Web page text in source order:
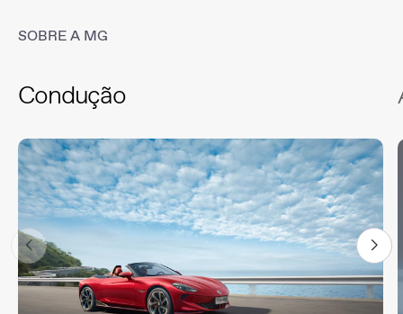
SOBRE A MG
Condução